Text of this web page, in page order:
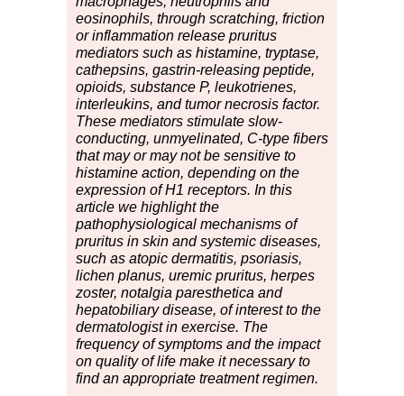
eosinophils, through scratching, friction
or inflammation release pruritus
mediators such as histamine, tryptase,
cathepsins, gastrin-releasing peptide,
opioids, substance P, leukotrienes,
interleukins, and tumor necrosis factor.
These mediators stimulate slow-
conducting, unmyelinated, C-type fibers
that may or may not be sensitive to
histamine action, depending on the
expression of H1 receptors. In this
article we highlight the
pathophysiological mechanisms of
pruritus in skin and systemic diseases,
such as atopic dermatitis, psoriasis,
lichen planus, uremic pruritus, herpes
zoster, notalgia paresthetica and
hepatobiliary disease, of interest to the
dermatologist in exercise. The
frequency of symptoms and the impact
on quality of life make it necessary to
find an appropriate treatment regimen.